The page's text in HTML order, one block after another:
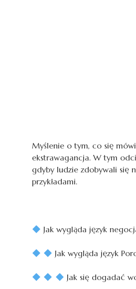
Myślenie o tym, co się
ekstrawagancja. W tym
gdyby ludzie zdobywali się
przykładami.
Jak wygląda język
Jak wygląda język
Jak się dogadać